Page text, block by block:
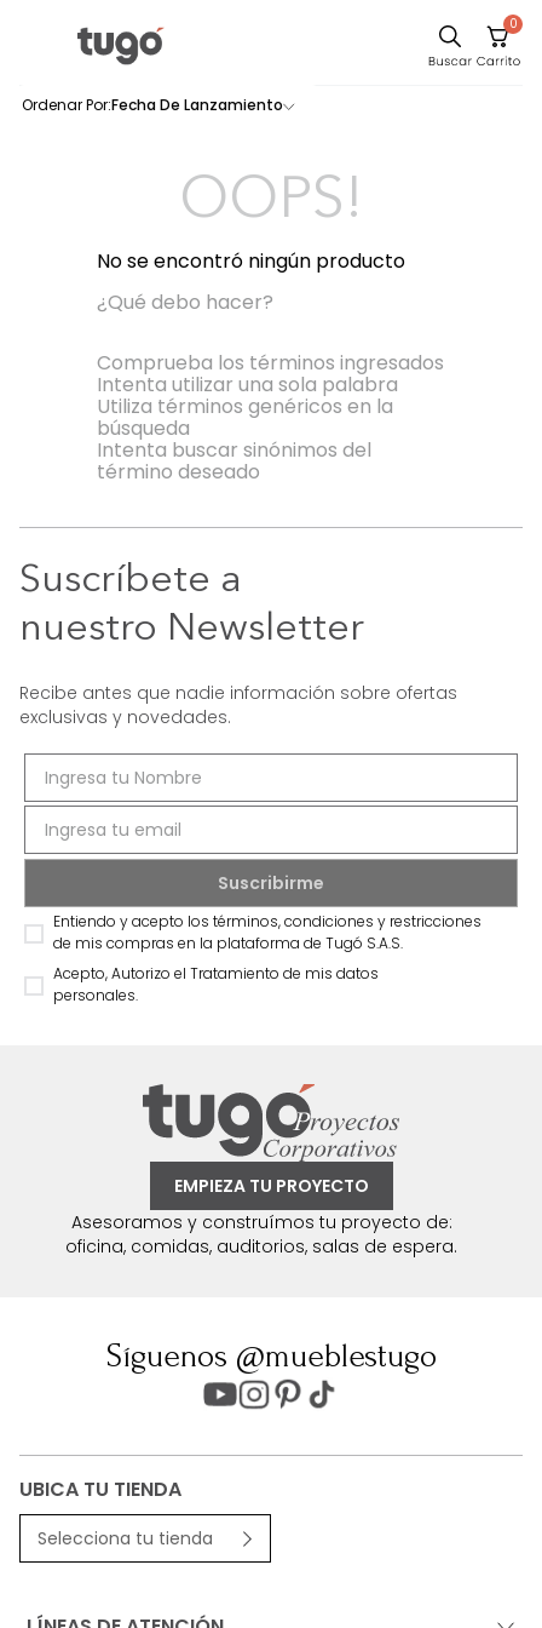
0
Fecha De Lanzamiento
0productos
OOPS!
No se encontró ningún producto
¿Qué debo hacer?
Comprueba los términos ingresados
Intenta utilizar una sola palabra
Utiliza términos genéricos en la
búsqueda
Intenta buscar sinónimos del
término deseado
Suscríbete a
nuestro Newsletter
Recibe antes que nadie información sobre ofertas
exclusivas y novedades.
Entiendo y acepto los términos, condiciones y restricciones
de mis compras en la plataforma de Tugó S.A.S.
Acepto, Autorizo el Tratamiento de mis datos
personales.
EMPIEZA TU PROYECTO
Asesoramos y construímos tu proyecto de:
oficina, comidas, auditorios, salas de espera.
Síguenos @mueblestugo
UBICA TU TIENDA
Selecciona tu tienda
Sofa
Cuadros
Cama
Mesa Centro
Mesa Noche